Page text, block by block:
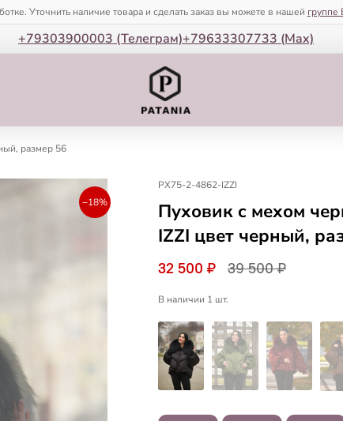
Уточнить наличие товара и сделать заказ вы можете в нашей группе
+79303900003 (Телеграм)+79633307733 (Мax)
размер 56
−18%
PX75-2-4862-IZZI
Пуховик c мехом
IZZI цвет черный,
32 500 ₽ 39 500 ₽
В наличии 1 шт.